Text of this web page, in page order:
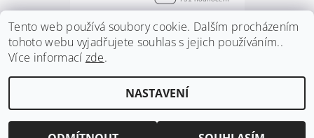
Vložením hodnocení souhlasíte spodmínkami
ochrany osobních údajů
2026 ©Zahradnidum.cz, všechna práva vyhrazena
Tento web používá soubory cookie. Dalším procházením
tohoto webu vyjadřujete souhlas s jejich používáním..
Více informací zde.
NASTAVENÍ